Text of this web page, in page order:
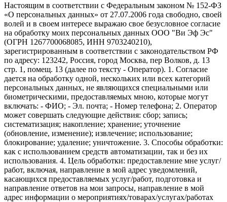
Настоящим в соответствии с Федеральным законом № 152-ФЗ
«О персональных данных» от 27.07.2006 года свободно, своей
волей и в своем интересе выражаю свое безусловное согласие
на обработку моих персональных данных ООО "Ви Эф Эс"
(ОГРН 1267700068085, ИНН 9703240210),
зарегистрированным в соответствии с законодательством РФ
по адресу: 123242, Россия, город Москва, пер Волков, д. 13
стр. 1, помещ. 13 (далее по тексту - Оператор). 1. Согласие
дается на обработку одной, нескольких или всех категорий
персональных данных, не являющихся специальными или
биометрическими, предоставляемых мною, которые могут
включать: - ФИО; - Эл. почта; - Номер телефона; 2. Оператор
может совершать следующие действия: сбор; запись;
систематизация; накопление; хранение; уточнение
(обновление, изменение); извлечение; использование;
блокирование; удаление; уничтожение. 3. Способы обработки:
как с использованием средств автоматизации, так и без их
использования. 4. Цель обработки: предоставление мне услуг/
работ, включая, направление в мой адрес уведомлений,
касающихся предоставляемых услуг/работ, подготовка и
направление ответов на мои запросы, направление в мой
адрес информации о мероприятиях/товарах/услугах/работах